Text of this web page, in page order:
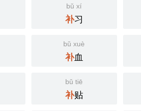
bǔ xí
补习
bǔ xuè
补血
bǔ tiē
补贴